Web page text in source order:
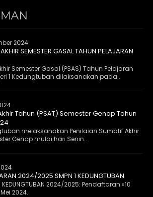
2024
SEMESTER GASAL TAHUN PELAJARAN
Semester Gasal (PSAS) Tahun Pelajaran
1 Kedungtuban dilaksanakan pada..
Tahun (PSAT) Semester Genap Tahun
melaksanakan Penilaian Sumatif Akhir
Genap mulai hari Senin..
2024/2025 SMPN 1 KEDUNGTUBAN
1 KEDUNGTUBAN 2024/2025: Pendaftaran »10
2024..